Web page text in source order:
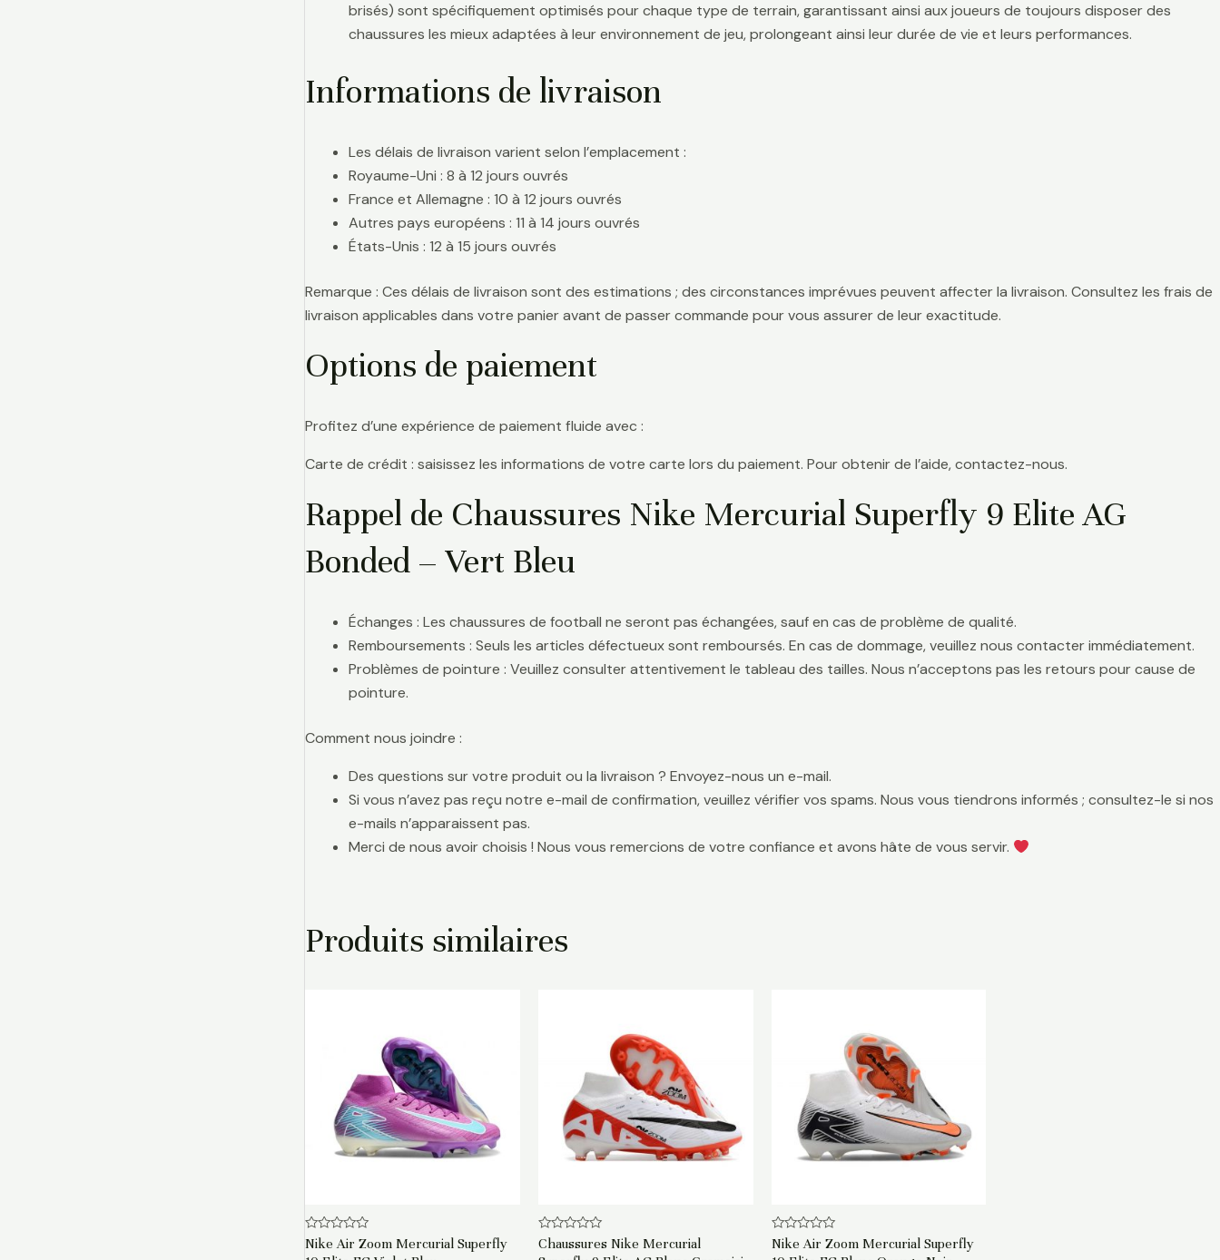
brisés) sont spécifiquement optimisés pour chaque type de terrain, garantissant ainsi aux joueurs de toujours disposer des
chaussures les mieux adaptées à leur environnement de jeu, prolongeant ainsi leur durée de vie et leurs performances.
Informations de livraison
Les délais de livraison varient selon l’emplacement :
Royaume-Uni : 8 à 12 jours ouvrés
France et Allemagne : 10 à 12 jours ouvrés
Autres pays européens : 11 à 14 jours ouvrés
États-Unis : 12 à 15 jours ouvrés
Remarque : Ces délais de livraison sont des estimations ; des circonstances imprévues peuvent affecter la livraison. Consultez les frais de
livraison applicables dans votre panier avant de passer commande pour vous assurer de leur exactitude.
Options de paiement
Profitez d’une expérience de paiement fluide avec :
Carte de crédit : saisissez les informations de votre carte lors du paiement. Pour obtenir de l’aide, contactez-nous.
Rappel de Chaussures Nike Mercurial Superfly 9 Elite AG
Bonded – Vert Bleu
Échanges : Les chaussures de football ne seront pas échangées, sauf en cas de problème de qualité.
Remboursements : Seuls les articles défectueux sont remboursés. En cas de dommage, veuillez nous contacter immédiatement.
Problèmes de pointure : Veuillez consulter attentivement le tableau des tailles. Nous n’acceptons pas les retours pour cause de
pointure.
Comment nous joindre :
Des questions sur votre produit ou la livraison ? Envoyez-nous un e-mail.
Si vous n’avez pas reçu notre e-mail de confirmation, veuillez vérifier vos spams. Nous vous tiendrons informés ; consultez-le si nos
e-mails n’apparaissent pas.
Merci de nous avoir choisis ! Nous vous remercions de votre confiance et avons hâte de vous servir.
Produits similaires
Note
0
Nike Air Zoom Mercurial Superfly
Note
0
Chaussures Nike Mercurial
Note
0
Nike Air Zoom Mercurial Superfly